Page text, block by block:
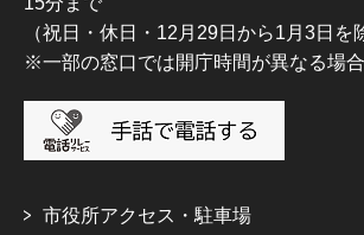
（祝日・休日・12月29日から1月3日を
※一部の窓口では開庁時間が異なる場
市役所アクセス・駐車場